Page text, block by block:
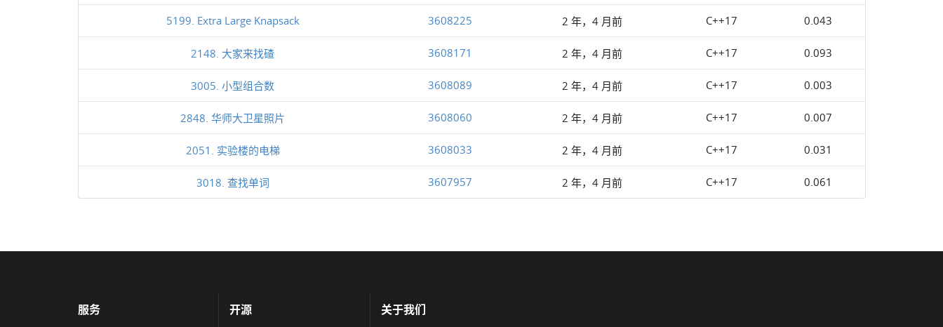
5199. Extra Large Knapsack 3608225 2 年，4 月前 C++17 0.043
2148. 大家来找碴 3608171 2 年，4 月前 C++17 0.093
3005. 小型组合数 3608089 2 年，4 月前 C++17 0.003
2848. 华师大卫星照片 3608060 2 年，4 月前 C++17 0.007
2051. 实验楼的电梯 3608033 2 年，4 月前 C++17 0.031
3018. 查找单词 3607957 2 年，4 月前 C++17 0.061
服务 开源 关于我们